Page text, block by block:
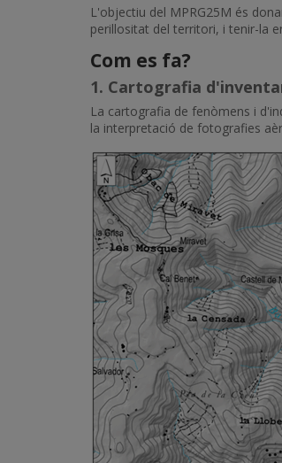
L'objectiu del MPRG25M és
perillositat del territori, i tenir-la
Com es fa?
1. Cartografia
La cartografia de fenòmens i
la interpretació de fotografies